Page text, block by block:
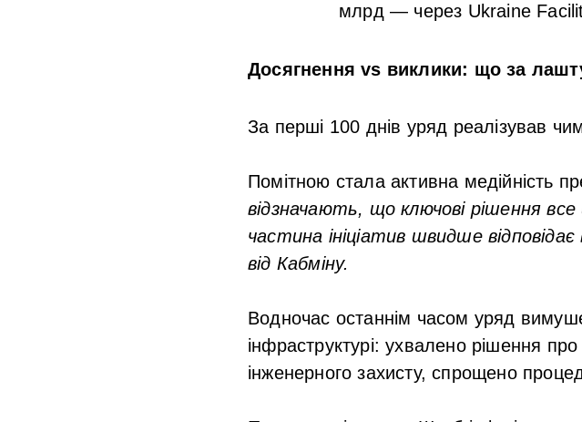
млрд — через Ukraine
Досягнення vs виклики: що за
За перші 100 днів уряд реалізував
Помітною стала активна медійність
відзначають, що ключові рішення
частина ініціатив швидше
від Кабміну.
Водночас останнім часом уряд
інфраструктурі: ухвалено рішення
інженерного захисту, спрощено